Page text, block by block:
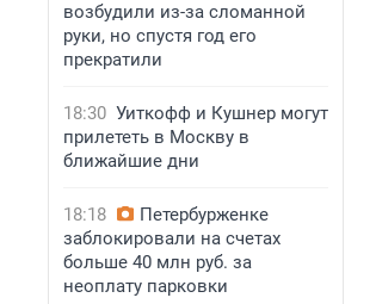
возбудили из-за сломанной
руки, но спустя год его
прекратили
18:30 Уиткофф и Кушнер могут
прилететь в Москву в
ближайшие дни
18:18
Петербурженке
заблокировали на счетах
больше 40 млн руб. за
неоплату парковки